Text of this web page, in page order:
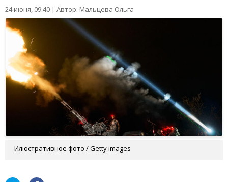
24 июня, 09:40 | Автор: Мальцева Ольга
Илюстративное фото / Getty images